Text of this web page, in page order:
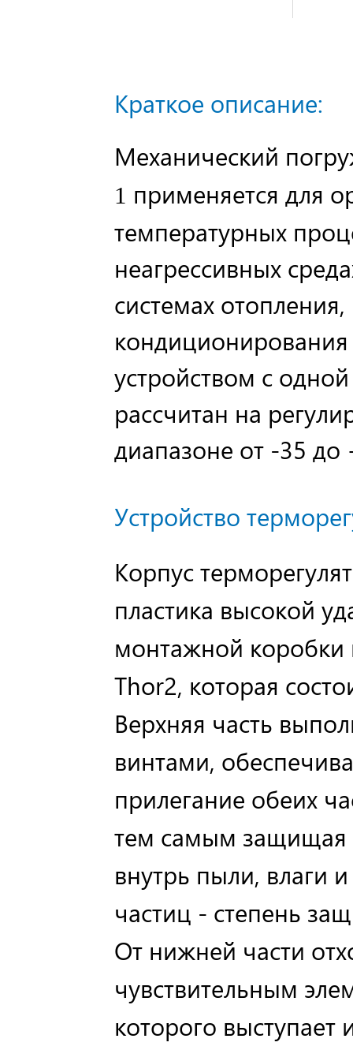
Краткое описание:
Механический
1 применяется для
температурных
неагрессивных
системах
кондиционирования
устройством с
рассчитан на
диапазоне от -35 до
Устройство
Корпус
пластика высокой
монтажной коробки
Thor2, которая
Верхняя часть
винтами,
прилегание обеих
тем самым защищая
внутрь пыли, влаги
частиц - степень
От нижней части
чувствительным
которого